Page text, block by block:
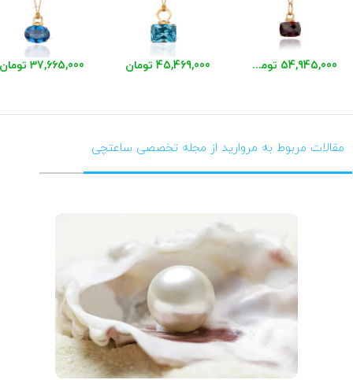
54,945,000 تومان 45,469,000 تومان 37,665,000 تومان
مقالات مربوط به مروارید از مجله تخصصی ساعتچی